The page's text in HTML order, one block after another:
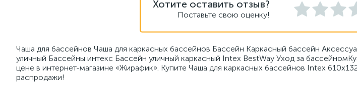
Хотите оставить отзыв?
Поставьте свою оценку!
Чаша для бассейнов Чаша для каркасных бассейнов Бассейн Каркасный бассейн
уличный Бассейны интекс Бассейн уличный каркасный Intex BestWay Уход за
цене в интернет-магазине «Жирафик». Купите Чаша для каркасных бассейнов Intex
распродажи!